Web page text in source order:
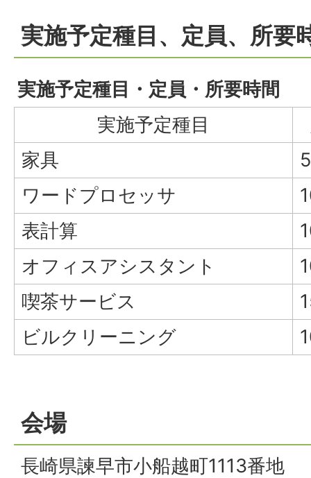
実施予定種目、定員、所要
実施予定種目・定員・所要時間
実施予定種目
家具
ワードプロセッサ
表計算
オフィスアシスタント
喫茶サービス
ビルクリーニング
会場
長崎県諫早市小船越町1113番地